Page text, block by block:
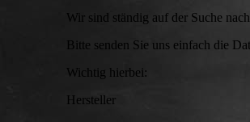
Wir sind ständig auf der Suche
Bitte senden Sie uns einfach die
Wichtig hierbei:
Hersteller